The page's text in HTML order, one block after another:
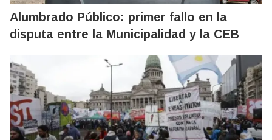
Alumbrado Público: primer fallo en la
disputa entre la Municipalidad y la CEB